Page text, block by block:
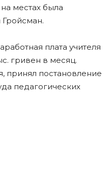
местах была
Гройсман.
плата учителя
гривен в месяц.
принял постановление
педагогических